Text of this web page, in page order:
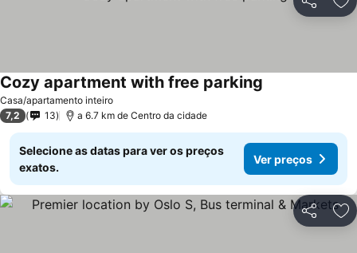
Partilhar
Casa/apartamento inteiro
Cozy apartment with free parking
7,2 13 a 6.7 km de Centro da cidade
Selecione as datas para ver os preços
exatos.
Ver preços
Partilhar